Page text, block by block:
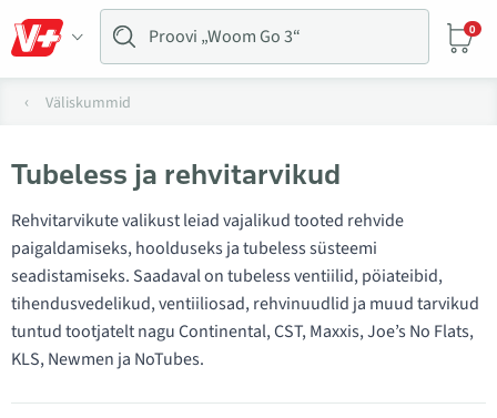
0
Väliskummid
Tubeless ja rehvitarvikud
Rehvitarvikute valikust leiad vajalikud tooted rehvide
paigaldamiseks, hoolduseks ja tubeless süsteemi
seadistamiseks. Saadaval on tubeless ventiilid, pöiateibid,
tihendusvedelikud, ventiiliosad, rehvinuudlid ja muud tarvikud
tuntud tootjatelt nagu Continental, CST, Maxxis, Joe’s No Flats,
KLS, Newmen ja NoTubes.